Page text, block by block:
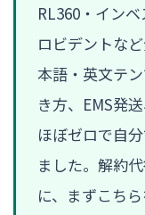
RL360・イン
ロビデントな
本語・英文テ
き方、EMS発
ほぼゼロで自
ました。解約
に、まずこち